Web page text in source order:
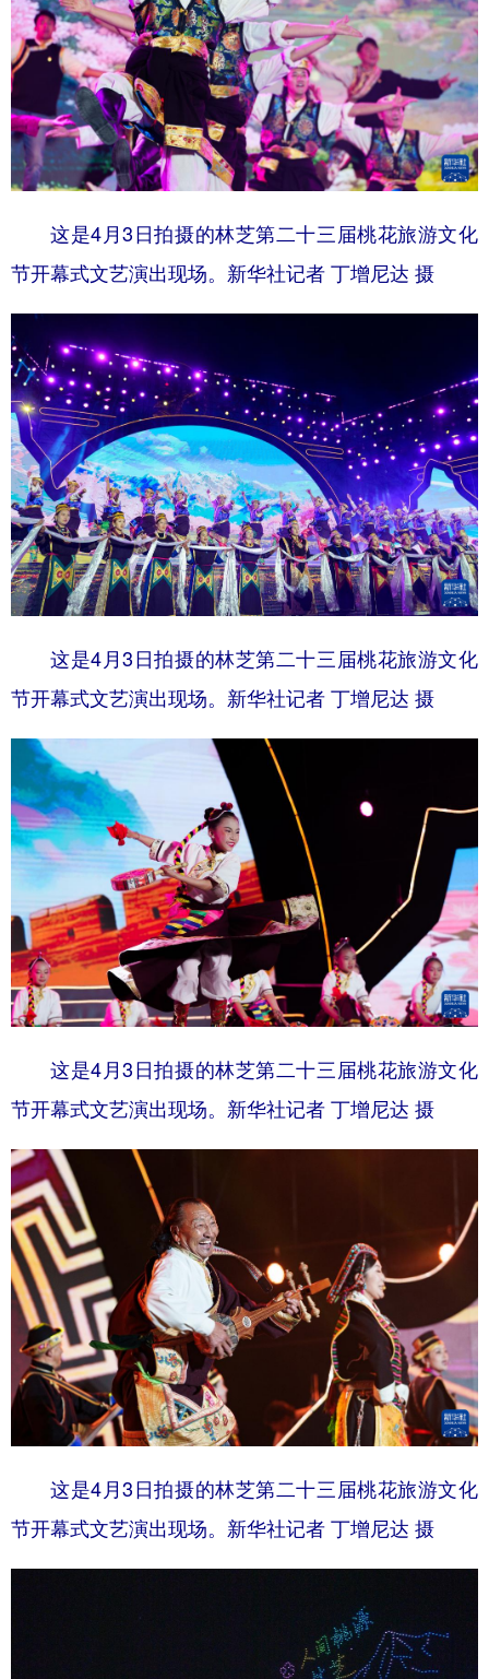
这是4月3日拍摄的林芝第二十三届桃花旅游文化
节开幕式文艺演出现场。新华社记者 丁增尼达 摄
这是4月3日拍摄的林芝第二十三届桃花旅游文化
节开幕式文艺演出现场。新华社记者 丁增尼达 摄
这是4月3日拍摄的林芝第二十三届桃花旅游文化
节开幕式文艺演出现场。新华社记者 丁增尼达 摄
这是4月3日拍摄的林芝第二十三届桃花旅游文化
节开幕式文艺演出现场。新华社记者 丁增尼达 摄